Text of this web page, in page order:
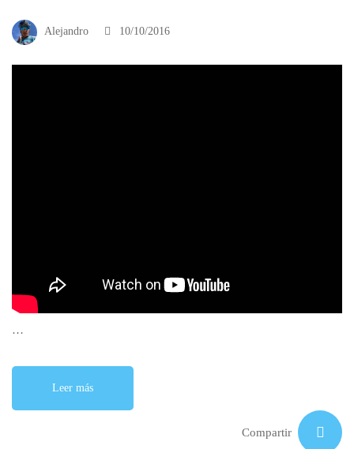
Alejandro 10/10/2016
…
Leer más
Compartir